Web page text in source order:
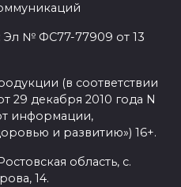
№ ФС77-77909 от 13
(в соответствии
29 декабря 2010 года N
информации,
и развитию») 16+.
область, с.
14.